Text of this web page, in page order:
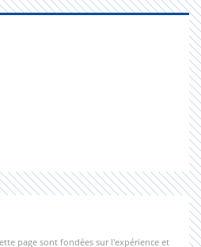
page sont fondées sur l'expérience et